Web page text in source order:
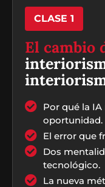
CLASE 1
El cambio
Por qué la
oportunidad.
El error que
Dos
tecnológico.
La nueva